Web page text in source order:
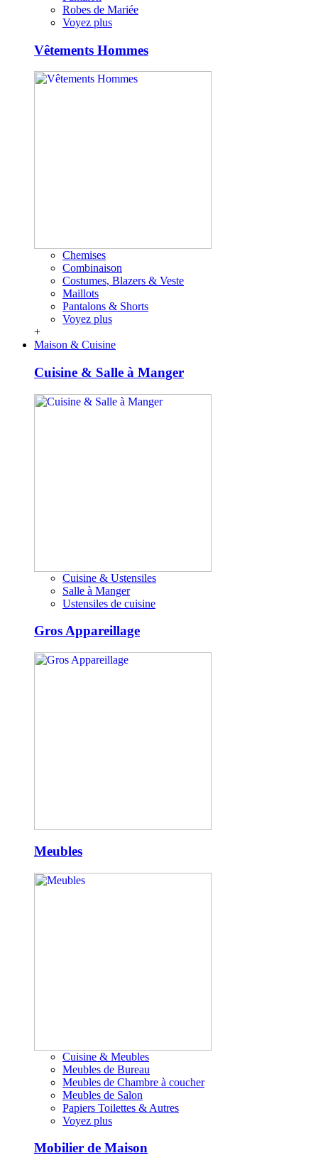
Robes de Mariée
Voyez plus
Vêtements Hommes
Chemises
Combinaison
Costumes, Blazers & Veste
Maillots
Pantalons & Shorts
Voyez plus
+
Maison & Cuisine
Cuisine & Salle à Manger
Cuisine & Ustensiles
Salle à Manger
Ustensiles de cuisine
Gros Appareillage
Meubles
Cuisine & Meubles
Meubles de Bureau
Meubles de Chambre à coucher
Meubles de Salon
Papiers Toilettes & Autres
Voyez plus
Mobilier de Maison